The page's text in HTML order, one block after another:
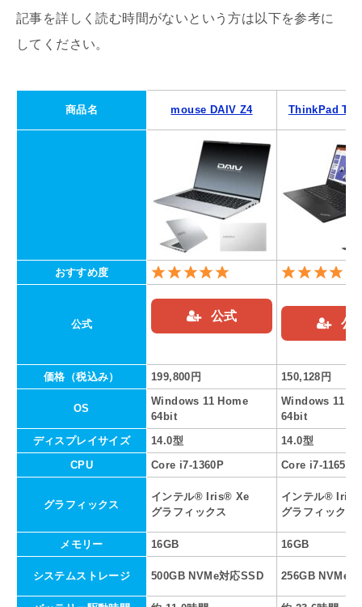
記事を詳しく読む時間がないという方は以下を参考に
してください。
商品名 mouse DAIV Z4 ThinkPad
おすすめ度
公式
公式
公
価格（税込み） 199,800円 150,128円
OS
Windows 11 Home
64bit
Windows 11
64bit
ディスプレイサイズ
14.0型
14.0型
CPU
Core i7-1360P Core i7-1165G7
グラフィックス
インテル® Iris® Xe
グラフィックス
インテル®
グラフィックス
メモリー 16GB 16GB
システムストレージ 500GB NVMe対応SSD 256GB NVMe